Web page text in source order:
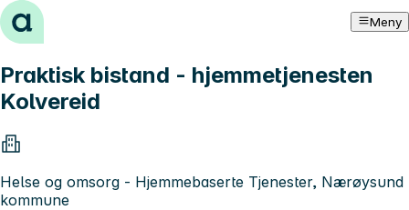
Hopp til innhold Meny
Praktisk bistand - hjemmetjenesten
Kolvereid
Helse og omsorg - Hjemmebaserte Tjenester, Nærøysund
kommune